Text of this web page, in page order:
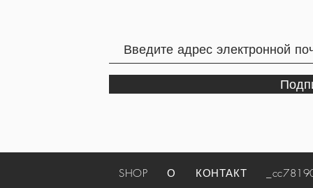
SHOP О КОНТАКТ